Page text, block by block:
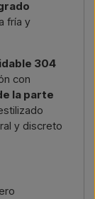
fría y
304
con
la parte
y discreto